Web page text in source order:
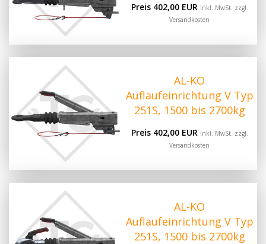
Preis 402,00 EUR Inkl. MwSt. zzgl.
Versandkosten
AL-KO
Auflaufeinrichtung V Typ
251S, 1500 bis 2700kg
Preis 402,00 EUR Inkl. MwSt. zzgl.
Versandkosten
AL-KO
Auflaufeinrichtung V Typ
251S, 1500 bis 2700kg